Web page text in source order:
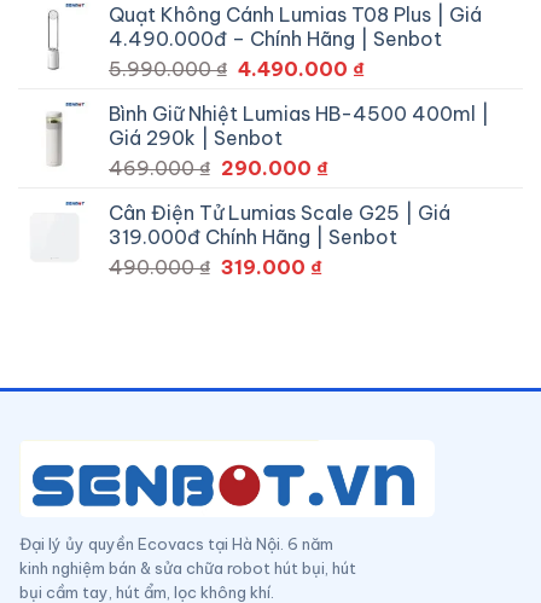
là:
390.000 ₫.
tại
là:
290.000 ₫.
Quạt Không Cánh Lumias T08 Plus | Giá
4.490.000đ – Chính Hãng | Senbot
5.990.000₫ Giá
là:
5.990.000 ₫.
4.490.000 ₫Giá
tại
Bình Giữ Nhiệt Lumias HB-4500 400ml |
Giá 290k | Senbot
469.000₫ Giá
là:
469.000 ₫.
290.000 ₫Giá
tại
là:
Cân Điện Tử Lumias Scale G25 | Giá
319.000đ Chính Hãng | Senbot
490.000₫ Giá
319.000 ₫Giá
Đại lý ủy quyền Ecovacs tại Hà Nội. 6 năm
kinh nghiệm bán & sửa chữa robot hút bụi, hút
bụi cầm tay, hút ẩm, lọc không khí.